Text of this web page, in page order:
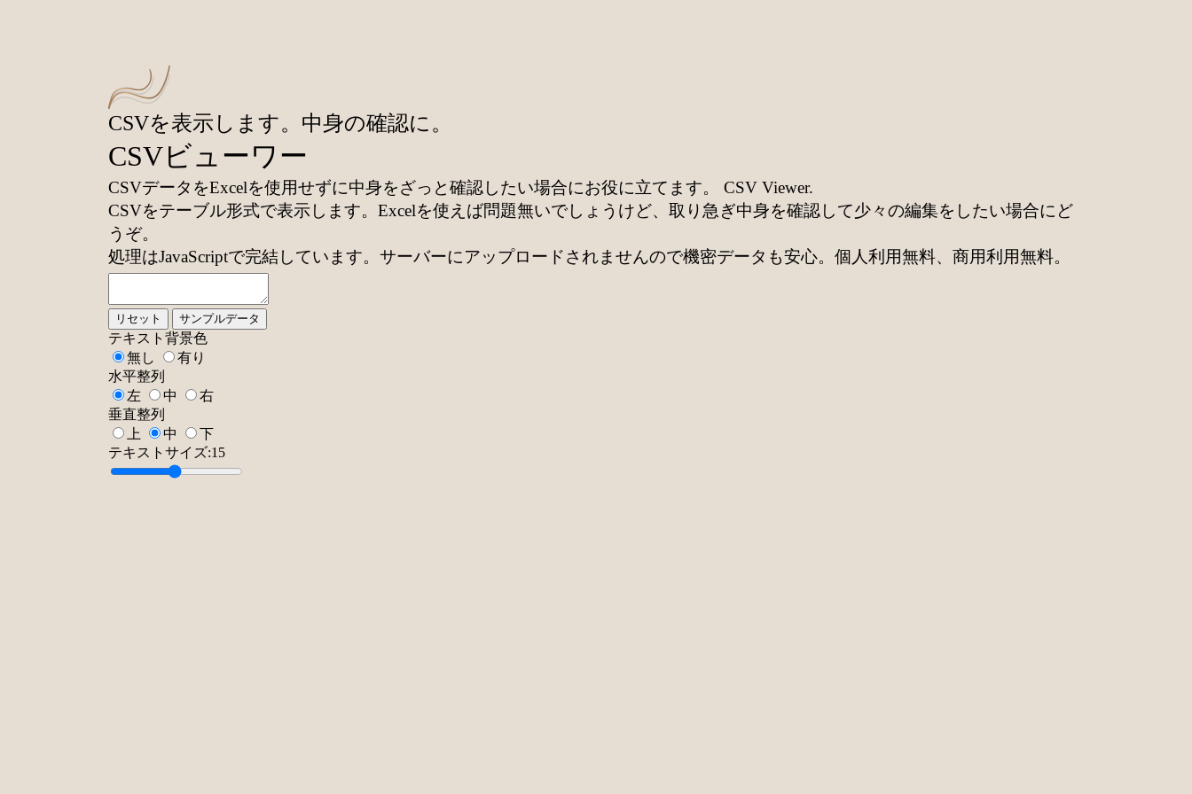
CSVを表示します。中身の確認に。
CSVビューワー
CSVデータをExcelを使用せずに中身をざっと確認したい場合にお役に立てます。 CSV Viewer.
CSVをテーブル形式で表示します。Excelを使えば問題無いでしょうけど、取り急ぎ中身を確認して少々の編集をしたい場合にど
うぞ。
処理はJavaScriptで完結しています。サーバーにアップロードされませんので機密データも安心。個人利用無料、商用利用無料。
リセット サンプルデータ
テキスト背景色
無し
有り
水平整列
左
中
右
垂直整列
上
中
下
テキストサイズ:15